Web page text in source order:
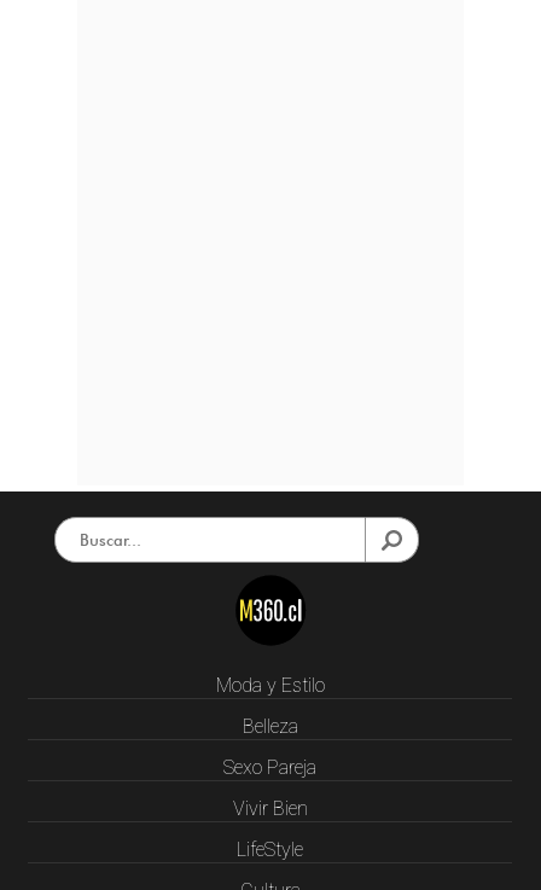
Moda y Estilo
Belleza
Sexo Pareja
Vivir Bien
LifeStyle